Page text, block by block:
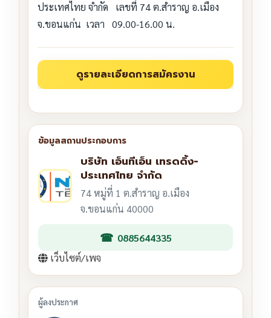
ประเทศไทย จำกัด เลขที่ 74 ต.สำราญ อ.เมือง
จ.ขอนแก่น เวลา 09.00-16.00 น.
บริษัท เอ็นทีเอ็น เทรดดิ้ง-
ประเทศไทย จำกัด
74 หมู่ที่ 1 ต.สำราญ อ.เมือง
จ.ขอนแก่น 40000
0885644335
เว็บไซต์/เพจ